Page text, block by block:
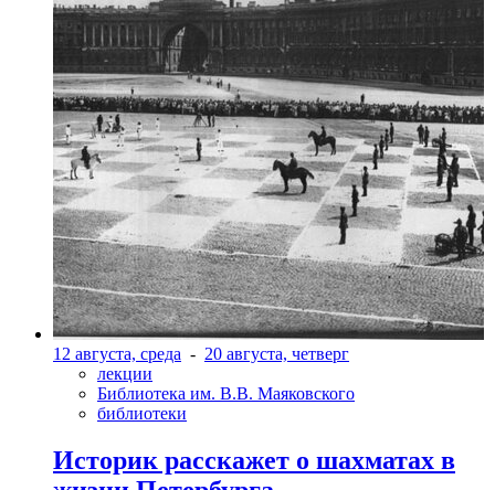
12 августа, среда - 20 августа, четверг
лекции
Библиотека им. В.В. Маяковского
библиотеки
Историк расскажет о шахматах в